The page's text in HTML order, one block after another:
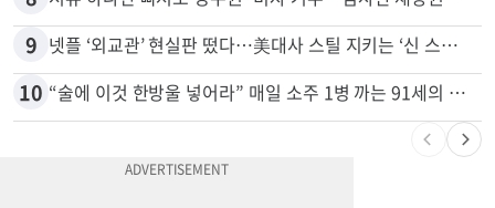
9 넷플 ‘외교관’ 현실판 떴다…美대사 스틸 지키는 ‘신 스틸러’
10 “술에 이것 한방울 넣어라” 매일 소주 1병 까는 91세의 철칙